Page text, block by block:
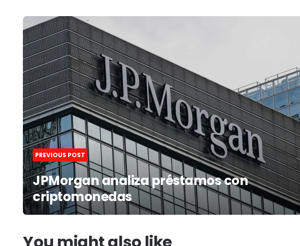
Post
navigation
PREVIOUS POST
JPMorgan analiza préstamos con
criptomonedas